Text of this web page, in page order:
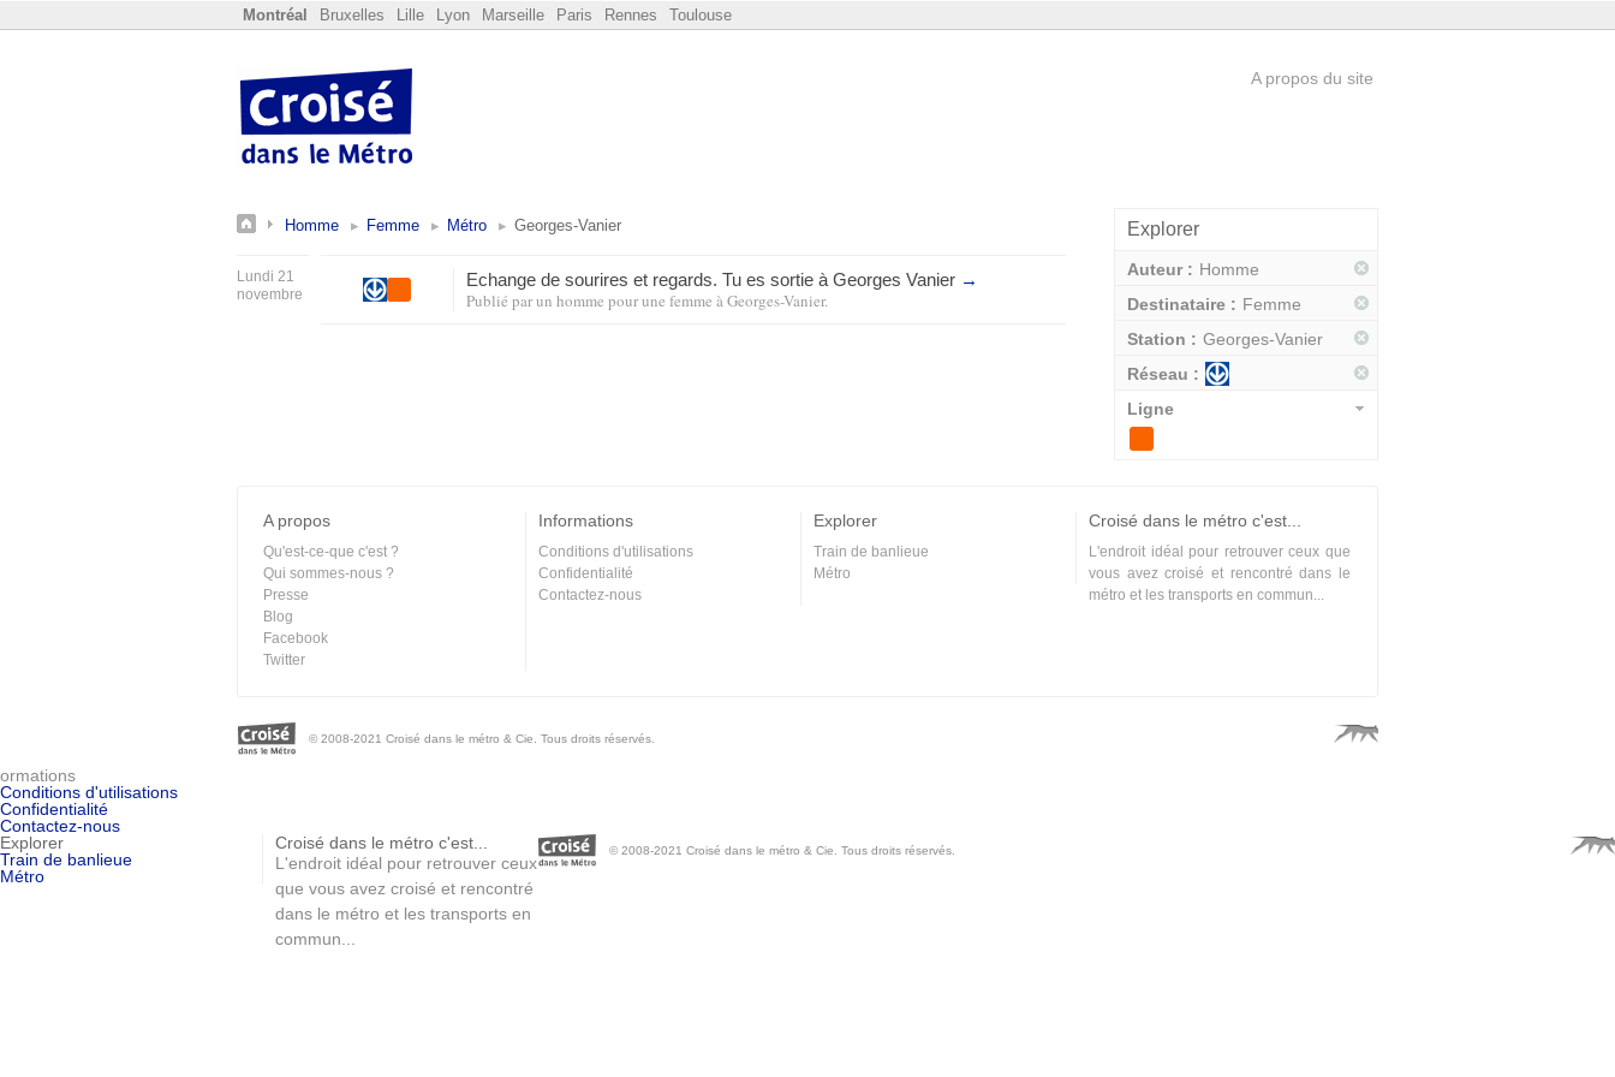
Montréal Bruxelles Lille Lyon Marseille Paris Rennes Toulouse
A propos du site
Homme Femme Métro Georges-Vanier
Lundi 21
novembre
Echange de sourires et regards. Tu es sortie à Georges Vanier →
Publié parun homme pour une femme àGeorges-Vanier.
Explorer
Auteur : Homme
Destinataire : Femme
Station : Georges-Vanier
Réseau :
Ligne
A propos
Qu'est-ce-que c'est ?
Qui sommes-nous ?
Presse
Blog
Facebook
Twitter
Informations
Conditions d'utilisations
Confidentialité
Contactez-nous
Explorer
Train de banlieue
Métro
Croisé dans le métro c'est...
L'endroit idéal pour retrouver ceux que
vous avez croisé et rencontré dans le
métro et les transports en commun...
© 2008-2021 Croisé dans le métro & Cie. Tous droits réservés.
ormations
Conditions d'utilisations
Confidentialité
Contactez-nous
Explorer
Train de banlieue
Métro
Croisé dans le métro c'est...
L'endroit idéal pour retrouver ceux
que vous avez croisé et rencontré
dans le métro et les transports en
commun...
© 2008-2021 Croisé dans le métro & Cie. Tous droits réservés.